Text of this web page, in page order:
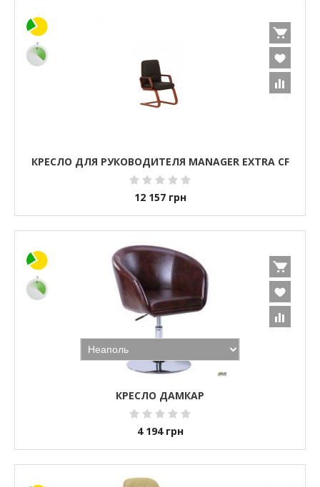
КРЕСЛО ДЛЯ РУКОВОДИТЕЛЯ MANAGER EXTRA CF
12 157 грн
КРЕСЛО ДАМКАР
4 194 грн